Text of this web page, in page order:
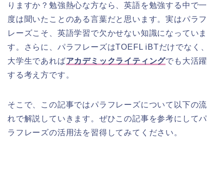
りますか？勉強熱心な方なら、英語を勉強する中で一
度は聞いたことのある言葉だと思います。実はパラフ
レーズこそ、英語学習で欠かせない知識になっていま
す。さらに、パラフレーズはTOEFL iBTだけでなく、
大学生であればアカデミックライティングでも大活躍
する考え方です。
そこで、この記事ではパラフレーズについて以下の流
れで解説していきます。ぜひこの記事を参考にしてパ
ラフレーズの活用法を習得してみてください。